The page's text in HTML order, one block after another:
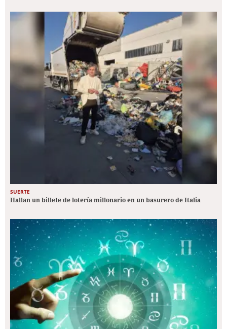
SUERTE
Hallan un billete de lotería millonario en un basurero de Italia